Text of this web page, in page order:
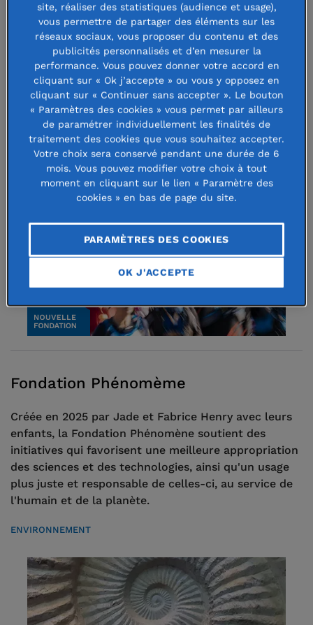
Fondation Beaujolais Runners
Marathon
La Fondation des Beaujolais Runners s'inscrit dans
une ambition forte : faire du Marathon du Beaujolais
un levier concret au service de la lutte contre le
cancer.
Fondation Phénomème
Créée en 2025 par Jade et Fabrice Henry avec leurs
enfants, la Fondation Phénomène soutient des
initiatives qui favorisent une meilleure appropriation
des sciences et des technologies, ainsi qu'un usage
plus juste et responsable de celles-ci, au service de
l'humain et de la planète.
ENVIRONNEMENT
site, réaliser des statistiques (audience et usage),
vous permettre de partager des éléments sur les
réseaux sociaux, vous proposer du contenu et des
publicités personnalisés et d’en mesurer la
performance. Vous pouvez donner votre accord en
cliquant sur « Ok j’accepte » ou vous y opposez en
cliquant sur « Continuer sans accepter ». Le bouton
« Paramètres des cookies » vous permet par ailleurs
de paramétrer individuellement les finalités de
traitement des cookies que vous souhaitez accepter.
Votre choix sera conservé pendant une durée de 6
mois. Vous pouvez modifier votre choix à tout
moment en cliquant sur le lien « Paramètre des
cookies » en bas de page du site.
PARAMÈTRES DES COOKIES
OK J'ACCEPTE